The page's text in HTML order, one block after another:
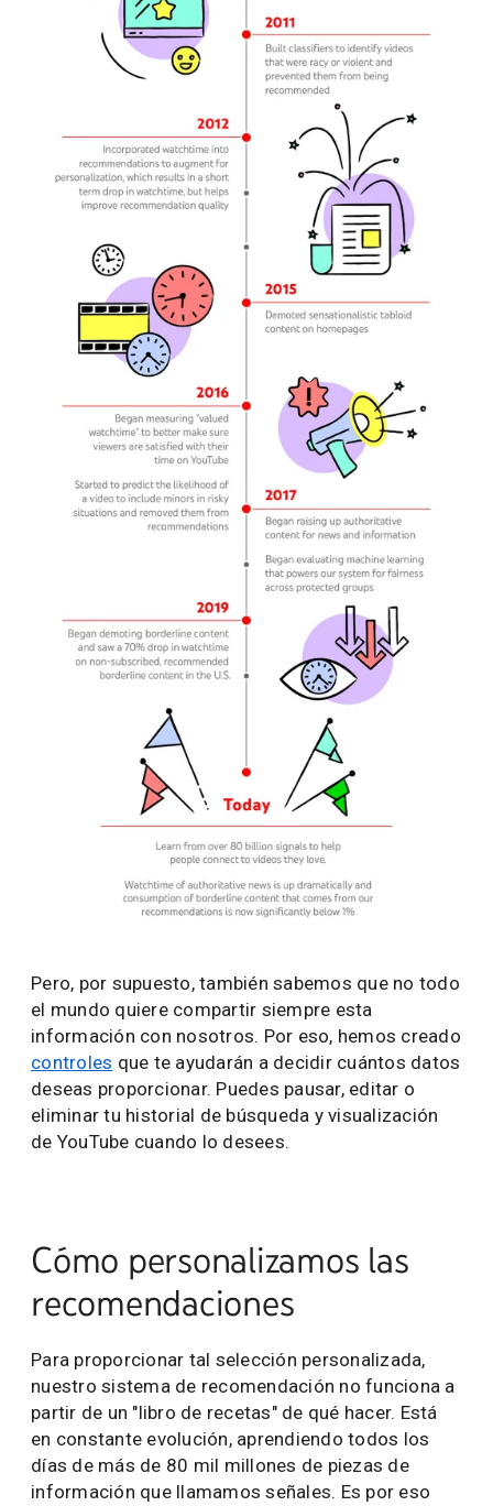
Pero, por supuesto, también sabemos que no todo
el mundo quiere compartir siempre esta
información con nosotros. Por eso, hemos creado
controles que te ayudarán a decidir cuántos datos
deseas proporcionar. Puedes pausar, editar o
eliminar tu historial de búsqueda y visualización
de YouTube cuando lo desees.
Cómo personalizamos las
recomendaciones
Para proporcionar tal selección personalizada,
nuestro sistema de recomendación no funciona a
partir de un "libro de recetas" de qué hacer. Está
en constante evolución, aprendiendo todos los
días de más de 80 mil millones de piezas de
información que llamamos señales. Es por eso